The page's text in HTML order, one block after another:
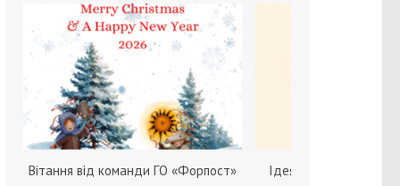
Вітання від команди ГО «Форпост»
Ідея зміни статі